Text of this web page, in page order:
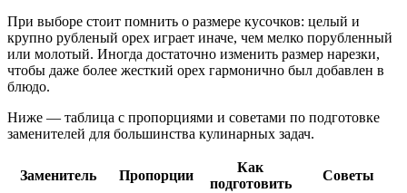
При выборе стоит помнить о размере кусочков: целый и
крупно рубленый орех играет иначе, чем мелко порубленный
или молотый. Иногда достаточно изменить размер нарезки,
чтобы даже более жесткий орех гармонично был добавлен в
блюдо.
Ниже — таблица с пропорциями и советами по подготовке
заменителей для большинства кулинарных задач.
Заменитель Пропорции
Как
подготовить
Советы